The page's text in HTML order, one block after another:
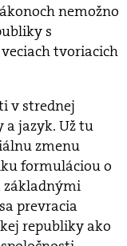
nemožno
s
tvoriacich
v strednej
jazyk. Už tu
zmenu
formuláciou o
základnými
prevracia
republiky ako